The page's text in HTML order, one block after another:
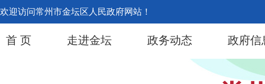
欢迎访问常州市金坛区人民政府网站！
首 页 走进金坛 政务动态 政府信